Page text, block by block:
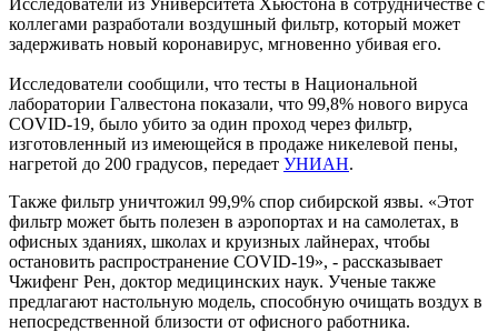
коллегами разработали воздушный фильтр, который может
задерживать новый коронавирус, мгновенно убивая его.
Исследователи сообщили, что тесты в Национальной
лаборатории Галвестона показали, что 99,8% нового вируса
COVID-19, было убито за один проход через фильтр,
изготовленный из имеющейся в продаже никелевой пены,
нагретой до 200 градусов, передает УНИАН.
Также фильтр уничтожил 99,9% спор сибирской язвы. «Этот
фильтр может быть полезен в аэропортах и на самолетах, в
офисных зданиях, школах и круизных лайнерах, чтобы
остановить распространение COVID-19», - рассказывает
Чжифенг Рен, доктор медицинских наук. Ученые также
предлагают настольную модель, способную очищать воздух в
непосредственной близости от офисного работника.